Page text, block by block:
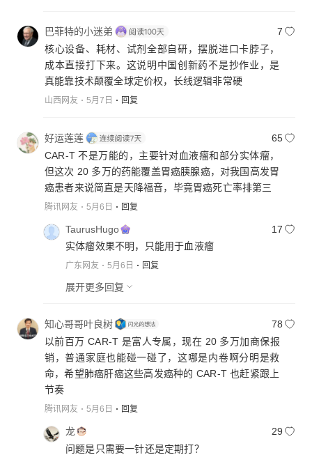
巴菲特的小迷弟
7
核心设备、耗材、试剂全部自研，摆脱进口卡脖子，
成本直接打下来。这说明中国创新药不是抄作业，是
真能靠技术颠覆全球定价权，长线逻辑非常硬
山西网友 5月7日 回复
好运莲莲
65
CAR-T 不是万能的，主要针对血液瘤和部分实体瘤，
但这次 20 多万的药能覆盖胃癌胰腺癌，对我国高发胃
癌患者来说简直是天降福音，毕竟胃癌死亡率排第三
腾讯网友 5月6日 回复
TaurusHugo
17
实体瘤效果不明，只能用于血液瘤
广东网友 5月6日 回复
展开更多回复
知心哥哥叶良树
78
以前百万 CAR-T 是富人专属，现在 20 多万加商保报
销，普通家庭也能碰一碰了，这哪是内卷啊分明是救
命，希望肺癌肝癌这些高发癌种的 CAR-T 也赶紧跟上
节奏
腾讯网友 5月6日 回复
龙
29
问题是只需要一针还是定期打？